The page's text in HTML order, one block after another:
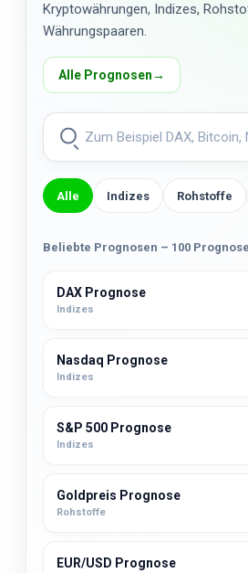
Kryptowährungen, Indizes,
Währungspaaren.
Alle Prognosen→
Alle Indizes Rohstoffe
Beliebte Prognosen – 100
DAX Prognose
Indizes
Nasdaq Prognose
Indizes
S&P 500 Prognose
Indizes
Goldpreis Prognose
Rohstoffe
EUR/USD Prognose